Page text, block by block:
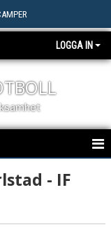
LOGGA IN
- IF